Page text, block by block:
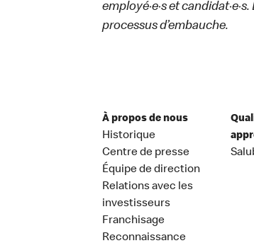
employé·e·s et
processus d’embauche.
À propos de nous
Historique
Centre de presse
Équipe de direction
Relations avec les
investisseurs
Franchisage
Reconnaissance